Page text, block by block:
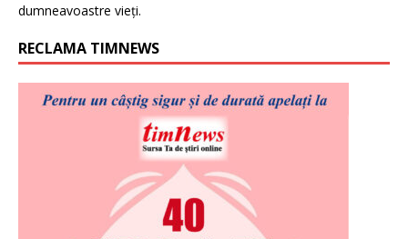
dumneavoastre vieți.
RECLAMA TIMNEWS